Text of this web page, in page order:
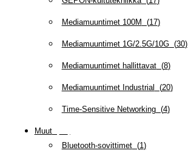
Mediamuuntimet 100M (17)
Mediamuuntimet 1G/2.5G/10G(30)
Mediamuuntimet hallittavat(8)
Mediamuuntimet Industrial (20)
Time-Sensitive Networking(4)
Muut(
Bluetooth-sovittimet(1)